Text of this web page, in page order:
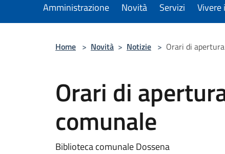
Amministrazione Novità Servizi Vivere
Home > Novità > Notizie > Orari di
Orari di
comunale
Biblioteca comunale Dossena